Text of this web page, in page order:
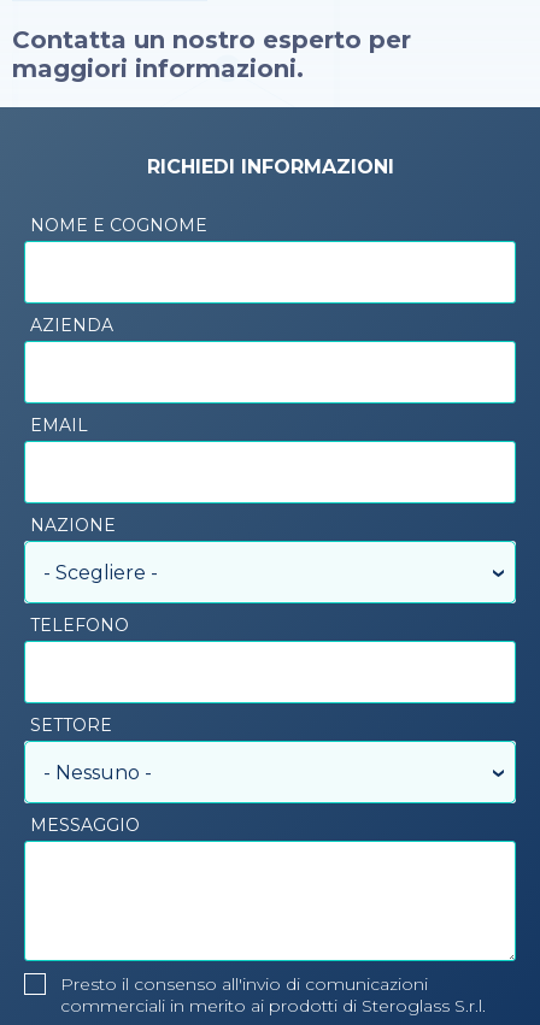
Contatta un nostro esperto per
maggiori informazioni.
RICHIEDI INFORMAZIONI
NOME E COGNOME
AZIENDA
EMAIL
NAZIONE
- Scegliere -
TELEFONO
SETTORE
- Nessuno -
MESSAGGIO
Presto il consenso all'invio di comunicazioni
commerciali in merito ai prodotti di Steroglass S.r.l.